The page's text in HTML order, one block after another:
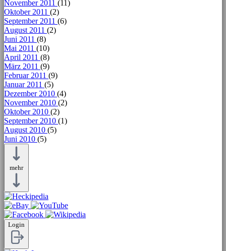
November 2011 (11)
Oktober 2011 (2)
September 2011 (6)
August 2011 (2)
Juni 2011 (8)
Mai 2011 (10)
April 2011 (8)
März 2011 (9)
Februar 2011 (9)
Januar 2011 (5)
Dezember 2010 (4)
November 2010 (2)
Oktober 2010 (2)
September 2010 (1)
August 2010 (5)
Juni 2010 (5)
mehr
Login